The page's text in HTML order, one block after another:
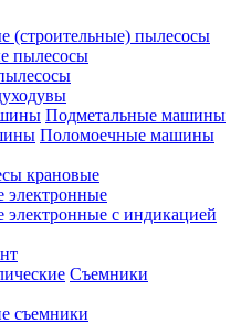
пылесосы
Подметальные машины
Поломоечные машины
крановые
электронные
электронные с индикацией
Съемники
съемники